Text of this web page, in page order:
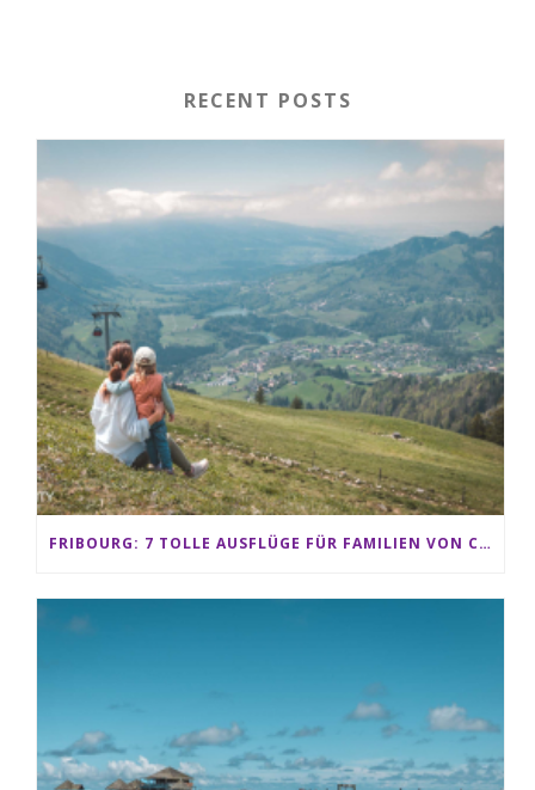
RECENT POSTS
FRIBOURG: 7 TOLLE AUSFLÜGE FÜR FAMILIEN VON CHARMEY BIS LES PACCOTS